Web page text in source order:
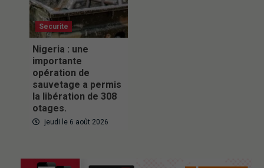
Securite
Nigeria : une
importante
opération de
sauvetage a permis
la libération de 308
otages.
jeudi le 6 août 2026